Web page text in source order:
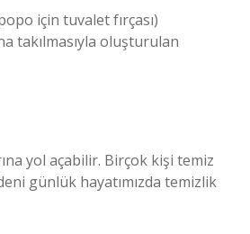
için tuvalet fırçası)
takılmasıyla oluşturulan
yol açabilir. Birçok kişi temiz
günlük hayatımızda temizlik